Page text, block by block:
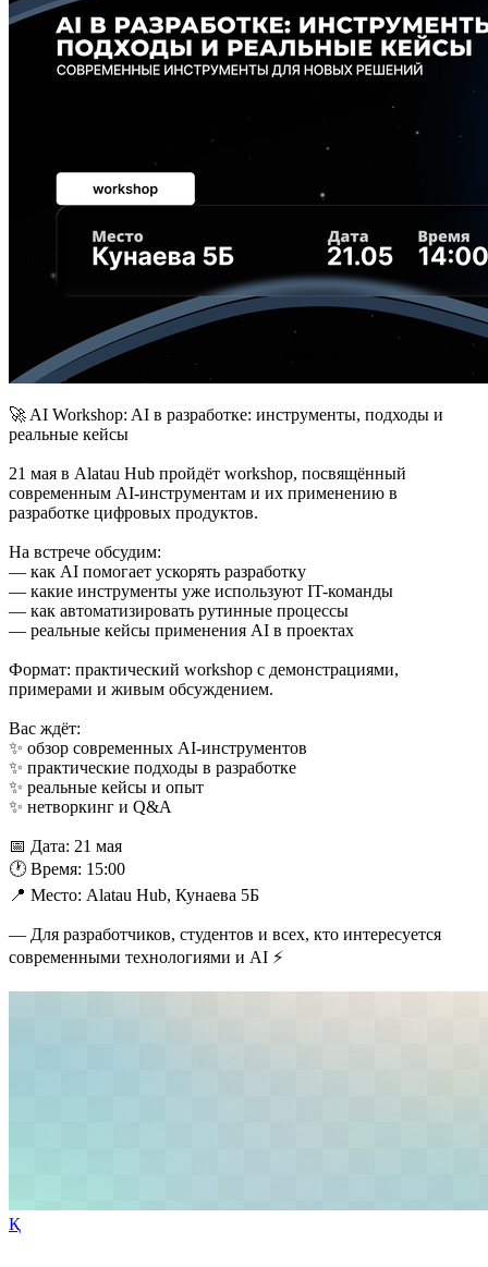
🚀 AI Workshop: AI в разработке: инструменты, подходы и
реальные кейсы
21 мая в Alatau Hub пройдёт workshop, посвящённый
современным AI-инструментам и их применению в
разработке цифровых продуктов.
На встрече обсудим:
— как AI помогает ускорять разработку
— какие инструменты уже используют IT-команды
— как автоматизировать рутинные процессы
— реальные кейсы применения AI в проектах
Формат: практический workshop с демонстрациями,
примерами и живым обсуждением.
Вас ждёт:
✨ обзор современных AI-инструментов
✨ практические подходы в разработке
✨ реальные кейсы и опыт
✨ нетворкинг и Q&A
📅 Дата: 21 мая
🕐 Время: 15:00
📍 Место: Alatau Hub, Кунаева 5Б
— Для разработчиков, студентов и всех, кто интересуется
современными технологиями и AI ⚡️
Қ